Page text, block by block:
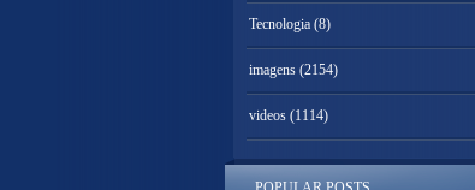
Tecnologia (8)
imagens (2154)
videos (1114)